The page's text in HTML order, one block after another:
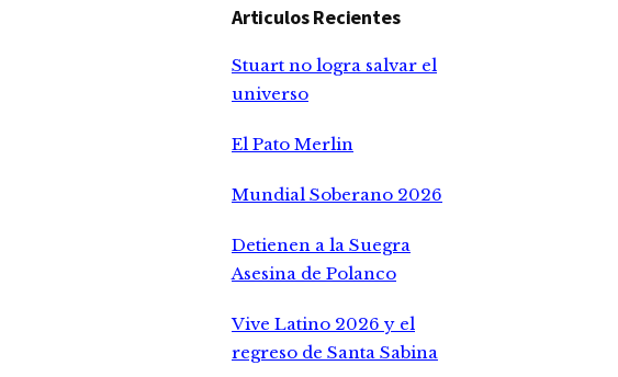
Articulos Recientes
Stuart no logra salvar el
universo
El Pato Merlin
Mundial Soberano 2026
Detienen a la Suegra
Asesina de Polanco
Vive Latino 2026 y el
regreso de Santa Sabina